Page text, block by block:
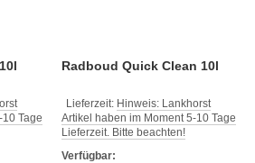
Tage
Radboud Quick Clean 10l
Lieferzeit: Hinweis: Lankhorst
Artikel haben im Moment 5-10 Tage
Lieferzeit. Bitte beachten!
Verfügbar: